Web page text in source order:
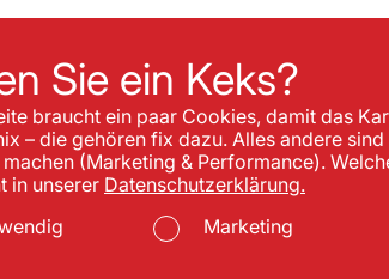
Sie ein Keks?
braucht ein paar Cookies, damit das
– die gehören fix dazu. Alles andere
(Marketing & Performance).
in unserer Datenschutzerklärung.
Marketing